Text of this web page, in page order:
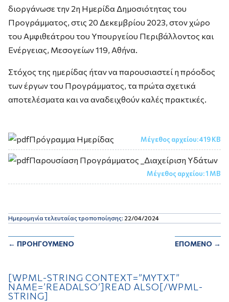
διοργάνωσε την 2η Ημερίδα Δημοσιότητας του
Προγράμματος, στις 20 Δεκεμβρίου 2023, στον χώρο
του Αμφιθεάτρου του Υπουργείου Περιβάλλοντος και
Ενέργειας, Μεσογείων 119, Αθήνα.
Στόχος της ημερίδας ήταν να παρουσιαστεί η πρόοδος
των έργων του Προγράμματος, τα πρώτα σχετικά
αποτελέσματα και να αναδειχθούν καλές πρακτικές.
Πρόγραμμα Ημερίδας Μέγεθος αρχείου:419 KB
Παρουσίαση Προγράμματος _Διαχείριση Υδάτων
Μέγεθος αρχείου:1 MB
Ημερομηνία τελευταίας τροποποίησης: 22/04/2024
← ΠΡΟΗΓΟΥΜΕΝΟ ΕΠΟΜΕΝΟ →
[WPML-STRING CONTEXT=”MYTXT”
NAME=’READALSO’]READ ALSO[/WPML-
STRING]